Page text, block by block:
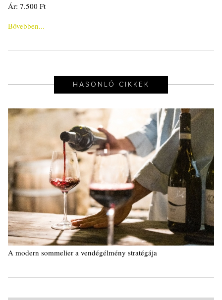
Ár: 7.500 Ft
Bővebben...
HASONLÓ CIKKEK
A modern sommelier a vendégélmény stratégája